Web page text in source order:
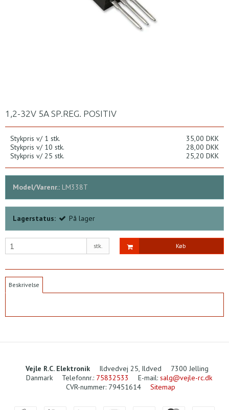
1,2-32V 5A SP.REG. POSITIV
Stykpris v/ 1 stk.
35,00 DKK
Stykpris v/ 10 stk.
28,00 DKK
Stykpris v/ 25 stk.
25,20 DKK
Model/Varenr.: LM338T
Lagerstatus: På lager
stk. Køb
Beskrivelse
Vejle R.C. Elektronik Ildvedvej 25, Ildved
7300 Jelling
Danmark
Telefonnr.: 75832533 E-mail: salg@vejle-rc.dk
CVR-nummer: 79451614 Sitemap